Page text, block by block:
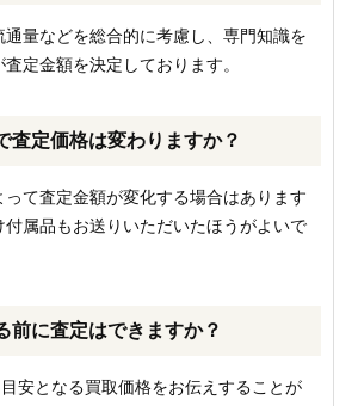
量などを総合的に考慮し、専門知識を
定金額を決定しております。
査定価格は変わりますか？
て査定金額が変化する場合はあります
付属品もお送りいただいたほうがよいで
前に査定はできますか？
安となる買取価格をお伝えすることが